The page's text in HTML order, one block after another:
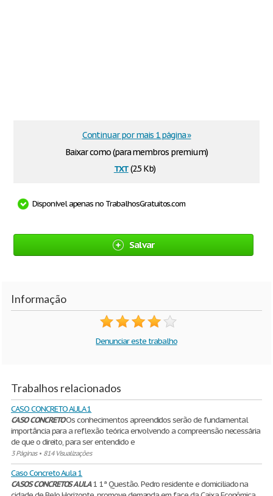
Baixar como (para membros premium)
txt(2.5 Kb)
Continuar por mais 1 página »
Disponível apenas no TrabalhosGratuitos.com
Salvar
Informação
Denunciar este trabalho
Trabalhos relacionados
CASO CONCRETO AULA 1
CASOCONCRETOOs conhecimentos apreendidos serão de fundamental
importância para a reflexão teórica envolvendo a compreensão necessária
de que o direito, para ser entendido e
3 Páginas• 814 Visualizações
Caso Concreto Aula 1
CASOSCONCRETOSAULA1 1ª Questão. Pedro residente e domiciliado na